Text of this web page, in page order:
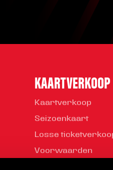
KAARTVERKOOP
Kaartverkoop
Seizoenkaart
Losse
Voorwaarden